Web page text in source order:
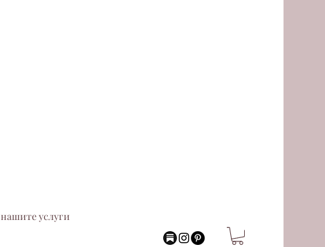
нашите услуги